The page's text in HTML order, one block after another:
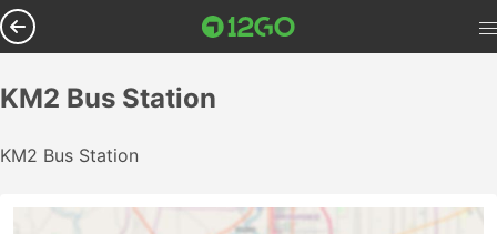
KM2 Bus Station
KM2 Bus Station